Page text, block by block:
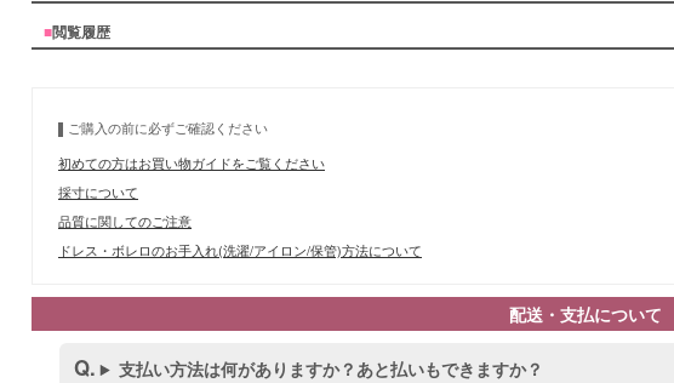
■閲覧履歴
ご購入の前に必ずご確認ください
初めての方はお買い物ガイドをご覧ください
採寸について
品質に関してのご注意
ドレス・ボレロのお手入れ(洗濯/アイロン/保管)方法について
配送・支払について
支払い方法は何がありますか？あと払いもできますか？